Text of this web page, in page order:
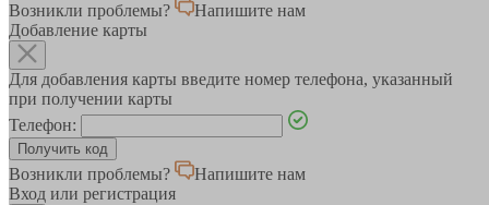
Возникли проблемы?
Напишите нам
Добавление карты
Для добавления карты введите номер телефона, указанный
при получении карты
Телефон:
Возникли проблемы?
Напишите нам
Вход или регистрация